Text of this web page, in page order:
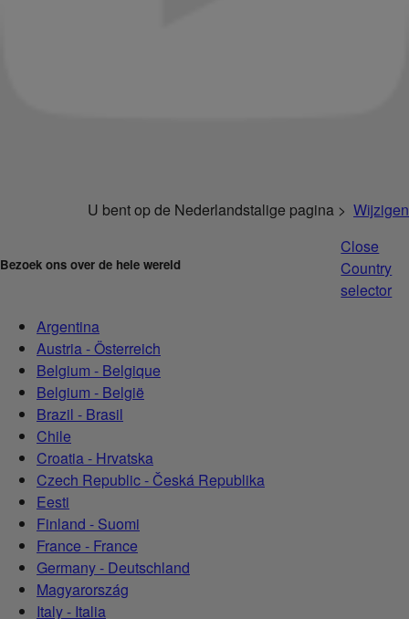
U bent op de Nederlandstalige pagina > Wijzigen
Bezoek ons over de hele wereld
Close
Country
selector
Argentina
Austria - Österreich
Belgium - Belgique
Belgium - België
Brazil - Brasil
Chile
Croatia - Hrvatska
Czech Republic - Česká Republika
Eesti
Finland - Suomi
France - France
Germany - Deutschland
Magyarország
Italy - Italia